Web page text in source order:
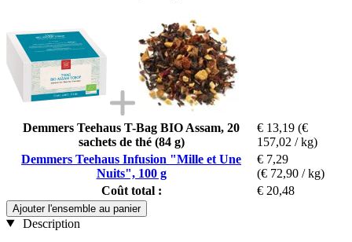
Demmers Teehaus T-Bag BIO Assam, 20
sachets de thé (84 g)
€ 13,19 (€
157,02 / kg)
Demmers Teehaus Infusion "Mille et Une
Nuits", 100 g
€ 7,29
(€ 72,90 / kg)
Coût total :
€ 20,48
Ajouter l'ensemble au panier
Description